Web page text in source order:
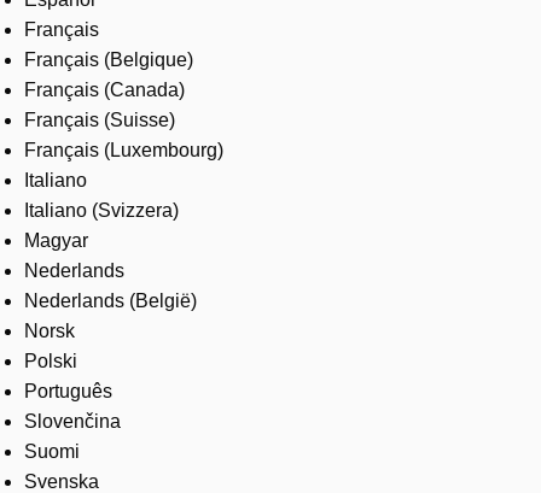
Français
Français (Belgique)
Français (Canada)
Français (Suisse)
Français (Luxembourg)
Italiano
Italiano (Svizzera)
Magyar
Nederlands
Nederlands (België)
Norsk
Polski
Português
Slovenčina
Suomi
Svenska